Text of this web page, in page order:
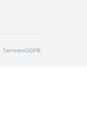
TermeniGDPR